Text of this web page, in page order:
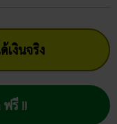
เงินจริง
ฟรี !!